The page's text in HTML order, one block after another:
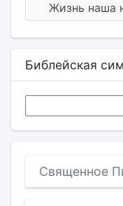
Жизнь наша
Библейская
Священное